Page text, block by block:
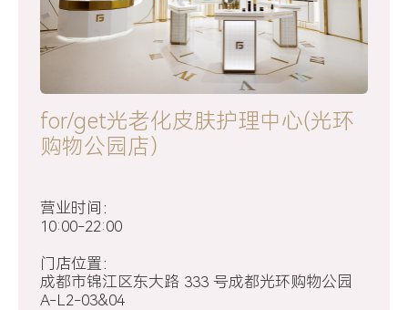
for/get光老化皮肤护理中心(光环
购物公园店）
营业时间：
10:00-22:00
门店位置：
成都市锦江区东大路 333 号成都光环购物公园
A-L2-03&04
for/get光老化皮肤护理中心(东大
路店）
营业时间：
9:00-20:00
门店位置：
成都市锦江区东大路246号附17